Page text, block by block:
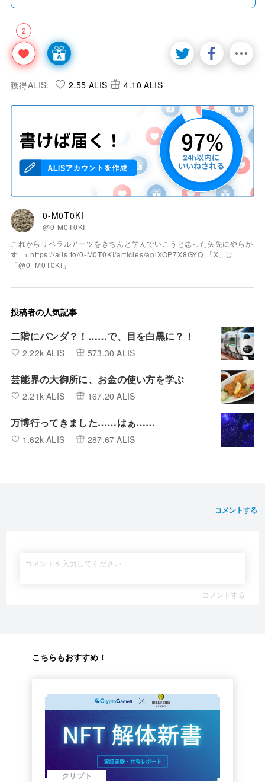
2
獲得ALIS: 2.55 ALIS 4.10 ALIS
0-M0T0KI
@0-M0T0KI
これからリベラルアーツをきちんと学んでいこうと思った矢先にやらか
す → https://alis.to/0-M0T0KI/articles/aplXOP7X8GYQ 「X」は
「@0_M0T0KI」
投稿者の人気記事
二階にパンダ？！……で、目を白黒に？！
2.22k ALIS 573.30 ALIS
芸能界の大御所に、お金の使い方を学ぶ
2.21k ALIS 167.20 ALIS
万博行ってきました……はぁ……
1.62k ALIS 287.67 ALIS
コメントする
コメントする
こちらもおすすめ！
クリプト